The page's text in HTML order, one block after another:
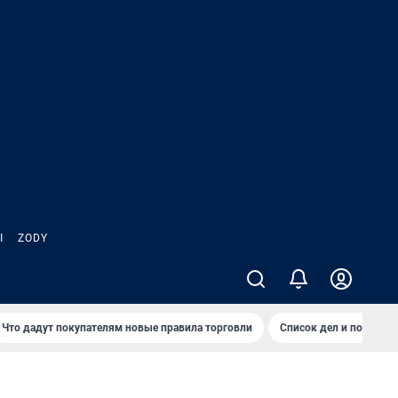
ZODY
Что дадут покупателям новые правила торговли Список дел и покупок